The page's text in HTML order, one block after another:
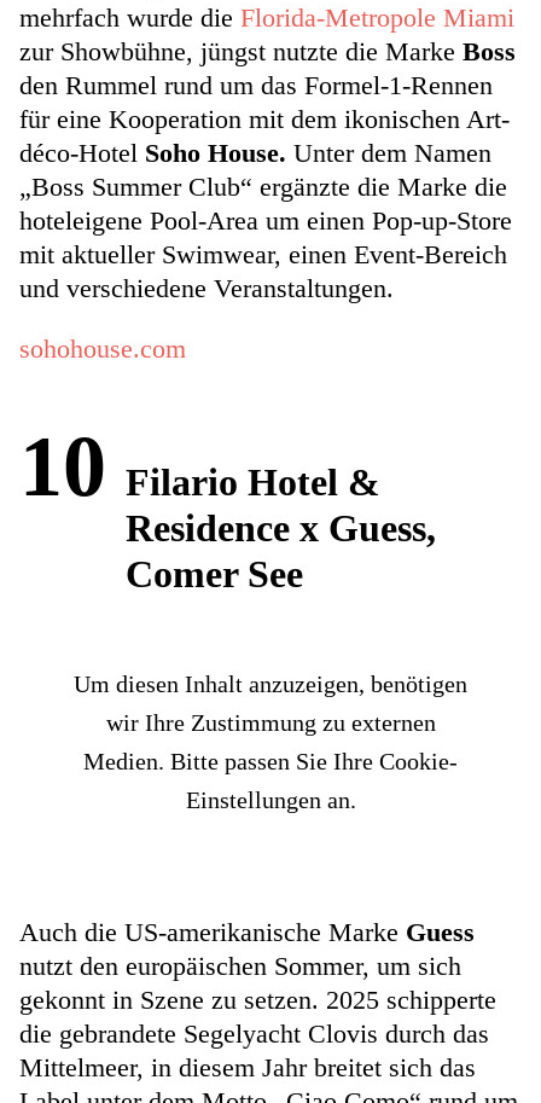
mehrfach wurde die Florida-Metropole Miami
zur Showbühne, jüngst nutzte die Marke Boss
den Rummel rund um das Formel-1-Rennen
für eine Kooperation mit dem ikonischen Art-
déco-Hotel Soho House. Unter dem Namen
„Boss Summer Club“ ergänzte die Marke die
hoteleigene Pool-Area um einen Pop-up-Store
mit aktueller Swimwear, einen Event-Bereich
und verschiedene Veranstaltungen.
sohohouse.com
10 Filario Hotel &
Residence x Guess,
Comer See
Um diesen Inhalt anzuzeigen, benötigen
wir Ihre Zustimmung zu externen
Medien. Bitte passen Sie Ihre Cookie-
Einstellungen an.
Auch die US-amerikanische Marke Guess
nutzt den europäischen Sommer, um sich
gekonnt in Szene zu setzen. 2025 schipperte
die gebrandete Segelyacht Clovis durch das
Mittelmeer, in diesem Jahr breitet sich das